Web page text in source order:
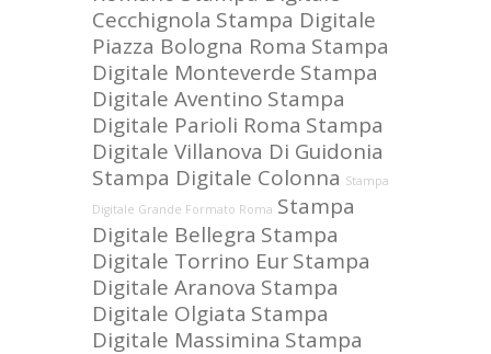
Cecchignola Stampa Digitale
Piazza Bologna Roma Stampa
Digitale Monteverde Stampa
Digitale Aventino Stampa
Digitale Parioli Roma Stampa
Digitale Villanova Di Guidonia
Stampa Digitale Colonna Stampa
Digitale Grande Formato Roma Stampa
Digitale Bellegra Stampa
Digitale Torrino EurStampa
Digitale Aranova Stampa
Digitale Olgiata Stampa
Digitale Massimina Stampa